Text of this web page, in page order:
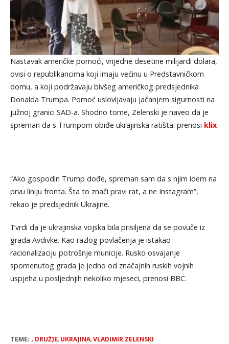
Nastavak američke pomoći, vrijedne desetine milijardi dolara,
ovisi o republikancima koji imaju većinu u Predstavničkom
domu, a koji podržavaju bivšeg američkog predsjednika
Donalda Trumpa. Pomoć uslovljavaju jačanjem sigurnosti na
južnoj granici SAD-a. Shodno tome, Zelenski je naveo da je
spreman da s Trumpom obiđe ukrajinska ratišta. prenosi klix
“Ako gospodin Trump dođe, spreman sam da s njim idem na
prvu liniju fronta. Šta to znači pravi rat, a ne Instagram”,
rekao je predsjednik Ukrajine.
Tvrdi da je ukrajinska vojska bila prisiljena da se povuče iz
grada Avdivke. Kao razlog povlačenja je istakao
racionalizaciju potrošnje municije. Rusko osvajanje
spomenutog grada je jedno od značajnih ruskih vojnih
uspjeha u posljednjih nekoliko mjeseci, prenosi BBC.
TEME: , ORUŽJE, UKRAJINA,VLADIMIR ZELENSKI